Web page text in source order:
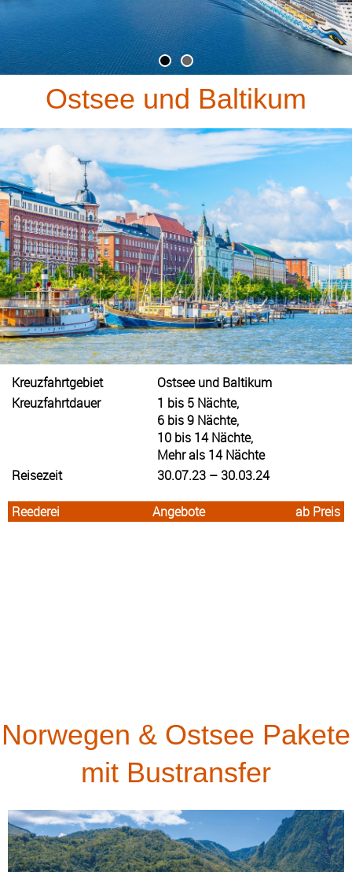
Ostsee und Baltikum
Kreuzfahrtgebiet
Ostsee und Baltikum
Kreuzfahrtdauer
1 bis 5 Nächte,
6 bis 9 Nächte,
10 bis 14 Nächte,
Mehr als 14 Nächte
Reisezeit
30.07.23 – 30.03.24
Reederei Angebote ab Preis
Norwegen & Ostsee Pakete
mit Bustransfer